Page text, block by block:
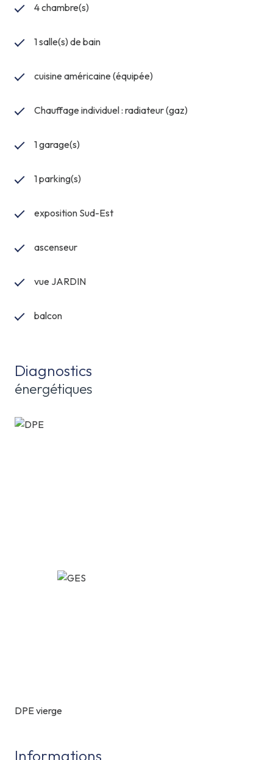
4 chambre(s)
1 salle(s) de bain
cuisine américaine (équipée)
Chauffage individuel : radiateur (gaz)
1 garage(s)
1 parking(s)
exposition Sud-Est
ascenseur
vue JARDIN
balcon
Diagnostics
énergétiques
DPE vierge
Informations